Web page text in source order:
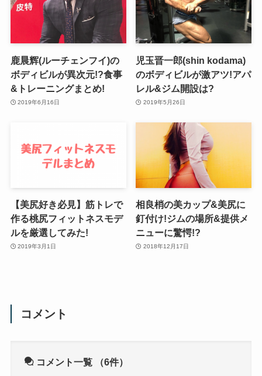
鹿晨辉(ルーチェンフイ)の
ボディビルが異次元!?食事
&トレーニングまとめ!
2019年6月16日
児玉晋一郎(shin kodama)
のボディビルが激アツ!アパ
レル&ジム開設は?
2019年5月26日
【美尻好き必見】筋トレで
作る桃尻フィットネスモデ
ルを厳選してみた!
2019年3月1日
相良梢の美カップ&美尻に
釘付け!ジムの場所&提供メ
ニューに驚愕!?
2018年12月17日
コメント
コメント一覧 （6件）